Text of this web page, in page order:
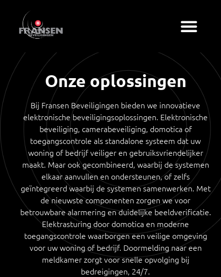
Onze oplossingen
Bij Fransen Beveiligingen bieden we innovatieve
elektronische beveiligingsoplossingen. Elektronische
beveiliging, camerabeveiliging, domotica of
toegangscontrole als standalone systeem dat uw
woning of bedrijf veiliger en gebruiksvriendelijker
maakt. Maar ook gecombineerd, waarbij de systemen
elkaar aanvullen en ondersteunen, of zelfs
geïntegreerd waarbij de systemen samenwerken. Met
de nieuwste componenten zorgen we voor
betrouwbare alarmering en duidelijke beeldverificatie.
Elektrasturing door domotica en moderne
toegangscontrole waarborgen een veilige omgeving
voor uw woning of bedrijf. Doormelding naar een
meldkamer zorgt voor snelle opvolging bij
bedreigingen, 24/7.